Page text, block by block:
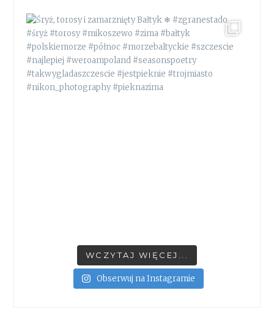
WCZYTAJ WIĘCEJ...
Obserwuj na Instagramie